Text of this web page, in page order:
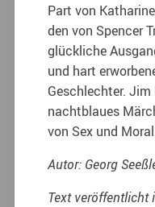
Part von
den von Spencer
glückliche
und hart
Geschlechter.
nachtblaues
von Sex und
Autor: Georg
Text veröffentlicht